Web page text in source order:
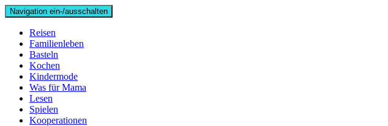
Navigation ein-/ausschalten
Reisen
Familienleben
Basteln
Kochen
Kindermode
Was für Mama
Lesen
Spielen
Kooperationen